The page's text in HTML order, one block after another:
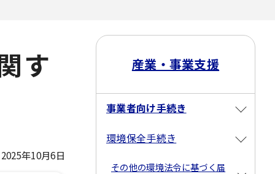
す
年10月6日
産業・事業支援
事業者向け手続き
環境保全手続き
その他の環境法令に基づく届